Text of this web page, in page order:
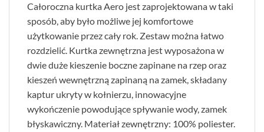
Całoroczna kurtka Aero jest zaprojektowana w taki
sposób, aby było możliwe jej komfortowe
użytkowanie przez cały rok. Zestaw można łatwo
rozdzielić. Kurtka zewnętrzna jest wyposażona w
dwie duże kieszenie boczne zapinane na rzep oraz
kieszeń wewnętrzną zapinaną na zamek, składany
kaptur ukryty w kołnierzu, innowacyjne
wykończenie powodujące spływanie wody, zamek
błyskawiczny. Materiał zewnętrzny: 100% poliester.